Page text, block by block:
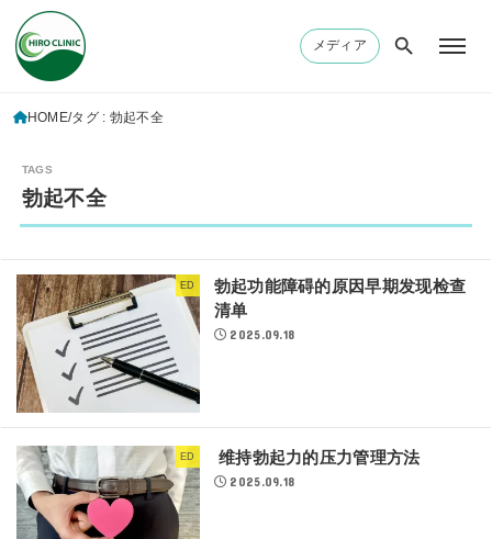
メディア
HOME タグ : 勃起不全
勃起不全
ED
勃起功能障碍的原因早期发现检查
清单
2025.09.18
ED 维持勃起力的压力管理方法
2025.09.18